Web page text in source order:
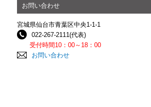
お問い合わせ
宮城県仙台市青葉区中央1-1-1
022-267-2111(代表)
受付時間10：00～18：00
お問い合わせ